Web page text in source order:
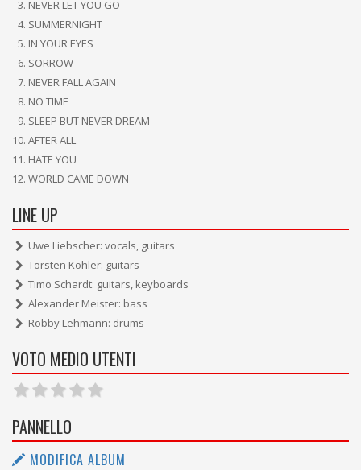
NEVER LET YOU GO
SUMMERNIGHT
IN YOUR EYES
SORROW
NEVER FALL AGAIN
NO TIME
SLEEP BUT NEVER DREAM
AFTER ALL
HATE YOU
WORLD CAME DOWN
LINE UP
Uwe Liebscher: vocals, guitars
Torsten Köhler: guitars
Timo Schardt: guitars, keyboards
Alexander Meister: bass
Robby Lehmann: drums
VOTO MEDIO UTENTI
PANNELLO
MODIFICA ALBUM